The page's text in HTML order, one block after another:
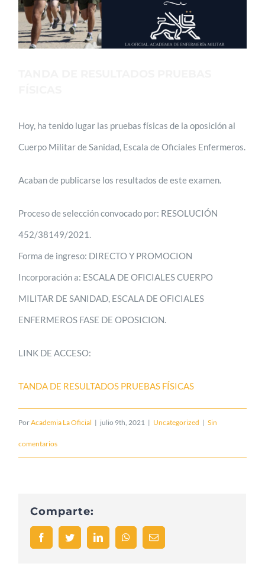
Hoy, ha tenido lugar las pruebas físicas de la oposición al
Cuerpo Militar de Sanidad, Escala de Oficiales Enfermeros.
Acaban de publicarse los resultados de este examen.
Proceso de selección convocado por: RESOLUCIÓN
452/38149/2021.
Forma de ingreso: DIRECTO Y PROMOCION
Incorporación a: ESCALA DE OFICIALES CUERPO
MILITAR DE SANIDAD, ESCALA DE OFICIALES
ENFERMEROS FASE DE OPOSICION.
LINK DE ACCESO:
TANDA DE RESULTADOS PRUEBAS FÍSICAS
PorAcademia La Oficial | julio 9th, 2021 | Uncategorized | Sin
comentarios
Comparte:
FacebookTwitterLinkedIn WhatsAppCorreo
electrónico